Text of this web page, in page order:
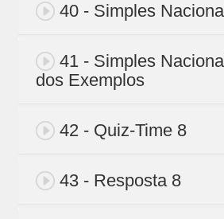
40 - Simples
41 - Simples
dos Exemplos
42 - Quiz-Time 8
43 - Resposta 8